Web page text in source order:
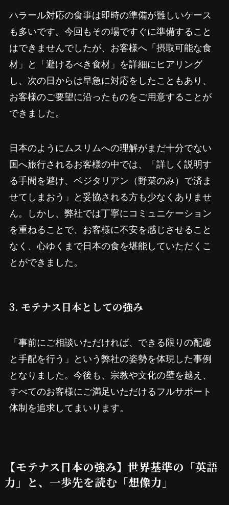
ハラール対応の食事は即時の準備が難しいケース
も多いです。今回もその場ですぐに準備すること
はできませんでしたが、お客様へ「摂取可能な食
材」と「避けるべき食材」を詳細にヒアリング
し、次の日からは早急に対応をしたこともあり、
お客様のご要望に沿ったものをご用意することが
できました。
日本のようにムスリムへの理解がまだ十分でない
国へ旅行されるお客様の中では、「詳しく説明す
る手間を避け、ベジタリアン（野菜のみ）で済ま
せてしまおう」と妥協される方も少なくありませ
ん。しかし、弊社では丁寧にコミュニケーション
を重ねることで、お客様に不安を感じさせること
なく、心ゆくまで日本の食を堪能していただくこ
とができました。
3. モテナス日本としての強み
「事前にご相談いただければ、できる限りの配慮
と手配を行う」という弊社の姿勢を体現した事例
となりました。今後も、宗教や文化の壁を越え、
すべてのお客様にご満足いただけるフルサポート
体制を追求してまいります。
【モテナス日本の強み】世界基準の「英語
力」と、一歩先を読む「想像力」